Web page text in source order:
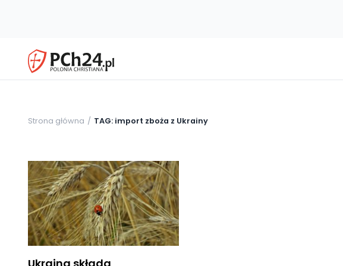
Strona główna TAG: import zboża z Ukrainy